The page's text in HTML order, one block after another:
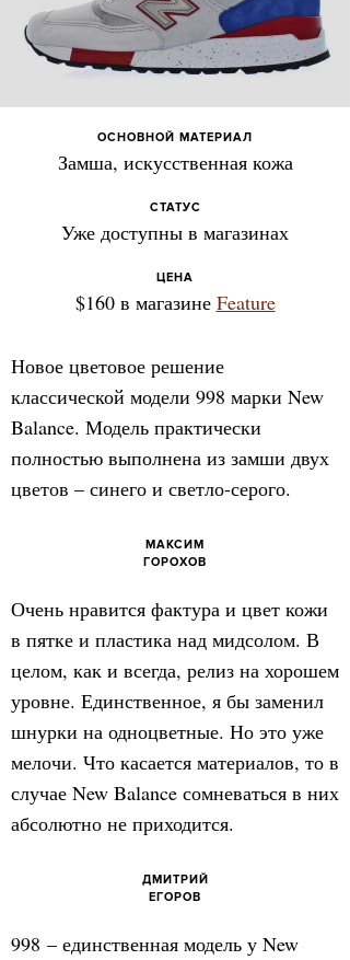
ОСНОВНОЙ МАТЕРИАЛ
Замша, искусственная кожа
СТАТУС
Уже доступны в магазинах
ЦЕНА
$160 в магазине Feature
Новое цветовое решение
классической модели 998 марки New
Balance. Модель практически
полностью выполнена из замши двух
цветов – синего и светло-серого.
МАКСИМ
ГОРОХОВ
Очень нравится фактура и цвет кожи
в пятке и пластика над мидсолом. В
целом, как и всегда, релиз на хорошем
уровне. Единственное, я бы заменил
шнурки на одноцветные. Но это уже
мелочи. Что касается материалов, то в
случае New Balance сомневаться в них
абсолютно не приходится.
ДМИТРИЙ
ЕГОРОВ
998 – единственная модель у New